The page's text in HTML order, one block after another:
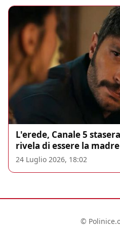
L'erede, Canale 5
rivela di essere la
24 Luglio 2026, 18:02
©